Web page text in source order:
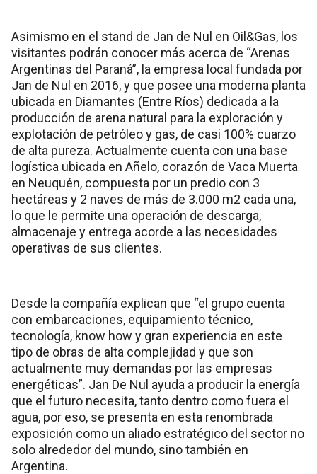
Asimismo en el stand de Jan de Nul en Oil&Gas, los
visitantes podrán conocer más acerca de “Arenas
Argentinas del Paraná”, la empresa local fundada por
Jan de Nul en 2016, y que posee una moderna planta
ubicada en Diamantes (Entre Ríos) dedicada a la
producción de arena natural para la exploración y
explotación de petróleo y gas, de casi 100% cuarzo
de alta pureza. Actualmente cuenta con una base
logística ubicada en Añelo, corazón de Vaca Muerta
en Neuquén, compuesta por un predio con 3
hectáreas y 2 naves de más de 3.000 m2 cada una,
lo que le permite una operación de descarga,
almacenaje y entrega acorde a las necesidades
operativas de sus clientes.
Desde la compañía explican que “el grupo cuenta
con embarcaciones, equipamiento técnico,
tecnología, know how y gran experiencia en este
tipo de obras de alta complejidad y que son
actualmente muy demandas por las empresas
energéticas”. Jan De Nul ayuda a producir la energía
que el futuro necesita, tanto dentro como fuera el
agua, por eso, se presenta en esta renombrada
exposición como un aliado estratégico del sector no
solo alrededor del mundo, sino también en
Argentina.